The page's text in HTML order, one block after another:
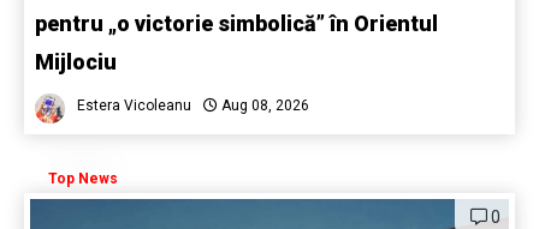
pentru „o victorie simbolică” în Orientul
Mijlociu
Estera Vicoleanu Aug 08, 2026
Top News
0